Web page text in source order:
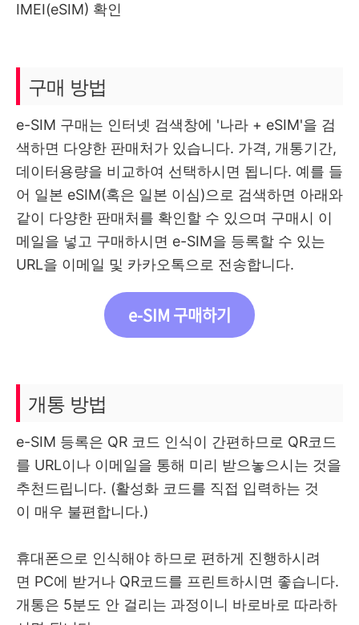
IMEI(eSIM) 확인
구매 방법
e-SIM 구매는 인터넷 검색창에 '나라 + eSIM'을 검
색하면 다양한 판매처가 있습니다. 가격, 개통기간,
데이터용량을 비교하여 선택하시면 됩니다. 예를 들
어 일본 eSIM(혹은 일본 이심)으로 검색하면 아래와
같이 다양한 판매처를 확인할 수 있으며 구매시 이
메일을 넣고 구매하시면 e-SIM을 등록할 수 있는
URL을 이메일 및 카카오톡으로 전송합니다.
e-SIM 구매하기
개통 방법
e-SIM 등록은 QR 코드 인식이 간편하므로 QR코드
를 URL이나 이메일을 통해 미리 받으놓으시는 것을
추천드립니다. (활성화 코드를 직접 입력하는 것
이 매우 불편합니다.)
휴대폰으로 인식해야 하므로 편하게 진행하시려
면 PC에 받거나 QR코드를 프린트하시면 좋습니다.
개통은 5분도 안 걸리는 과정이니 바로바로 따라하